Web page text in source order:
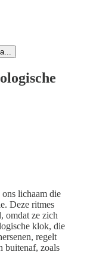
lichaam die
Deze ritmes
omdat ze zich
klok, die
regelt
buitenaf, zoals